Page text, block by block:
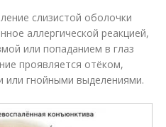
слизистой оболочки
аллергической реакцией,
или попаданием в глаз
проявляется отёком,
или гнойными выделениями.